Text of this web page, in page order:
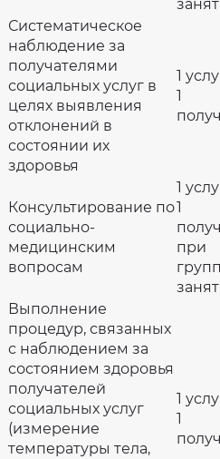
Систематическое
наблюдение за
получателями
социальных услуг в
целях выявления
отклонений в
состоянии их
здоровья
1
1
Консультирование по
социально-
медицинским
вопросам
1
1
при
Выполнение
процедур, связанных
с наблюдением за
состоянием здоровья
получателей
социальных услуг
(измерение
температуры тела,
1
1